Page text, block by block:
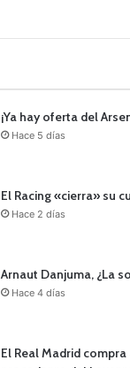
¡Ya hay oferta del
Hace 5 días
El Racing «cierra» su
Hace 2 días
Arnaut Danjuma, ¿La
Hace 4 días
El Real Madrid compra